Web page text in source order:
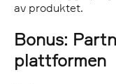
av produktet.
Bonus:
plattformen